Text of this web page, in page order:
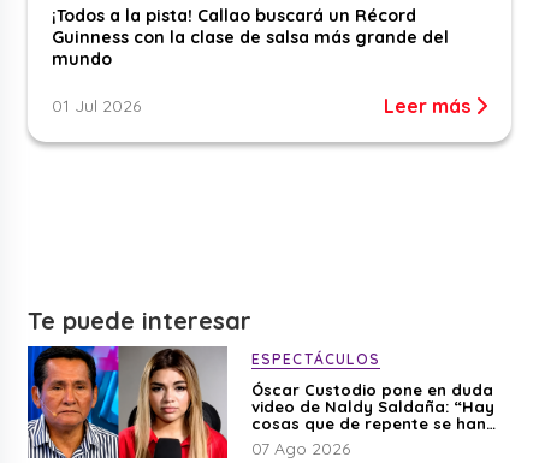
¡Todos a la pista! Callao buscará un Récord
Guinness con la clase de salsa más grande del
mundo
01 Jul 2026 Leer más
Te puede interesar
ESPECTÁCULOS
Óscar Custodio pone en duda
video de Naldy Saldaña: “Hay
cosas que de repente se han
editado”
07 Ago 2026